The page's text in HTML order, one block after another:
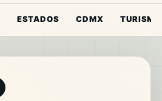
ESTADOS CDMX TURISMO